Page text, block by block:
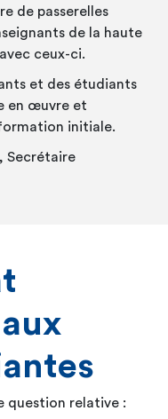
de passerelles
de la haute
ceux-ci.
et des étudiants
en œuvre et
initiale.
, Secrétaire
question relative :